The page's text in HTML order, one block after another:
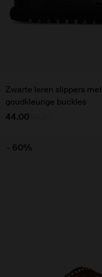
Zwarte leren slippers met
goudkleurige buckles
44.00
- 60%